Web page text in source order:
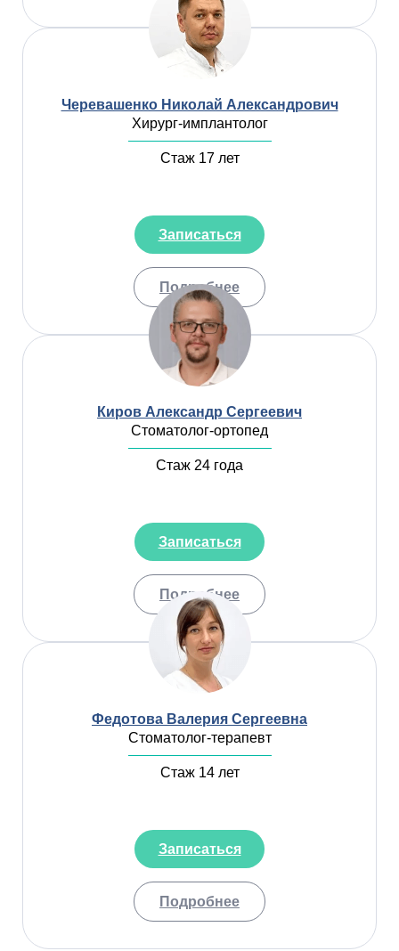
Черевашенко Николай Александрович
Хирург-имплантолог
Стаж 17 лет
Подробнее
Записаться
Киров Александр Сергеевич
Стоматолог-ортопед
Стаж 24 года
Подробнее
Записаться
Федотова Валерия Сергеевна
Стоматолог-терапевт
Стаж 14 лет
Подробнее
Записаться